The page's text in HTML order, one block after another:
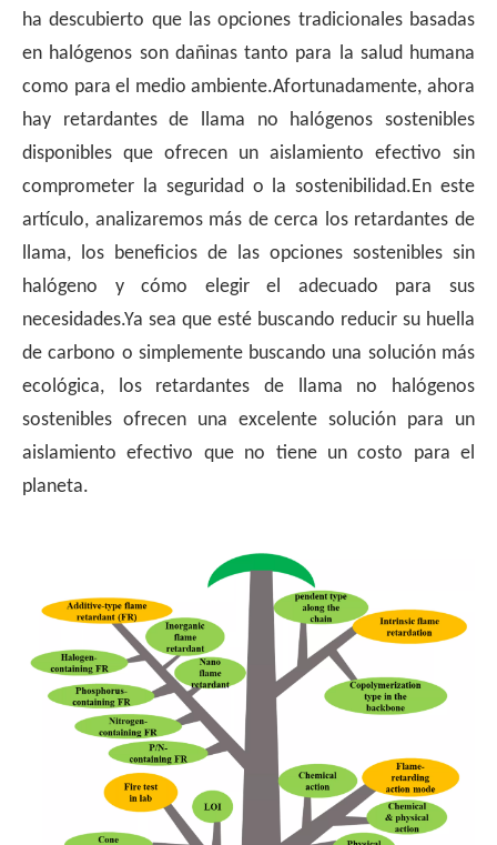
ha descubierto que las opciones tradicionales basadas
en halógenos son dañinas tanto para la salud humana
como para el medio ambiente.Afortunadamente, ahora
hay retardantes de llama no halógenos sostenibles
disponibles que ofrecen un aislamiento efectivo sin
comprometer la seguridad o la sostenibilidad.En este
artículo, analizaremos más de cerca los retardantes de
llama, los beneficios de las opciones sostenibles sin
halógeno y cómo elegir el adecuado para sus
necesidades.Ya sea que esté buscando reducir su huella
de carbono o simplemente buscando una solución más
ecológica, los retardantes de llama no halógenos
sostenibles ofrecen una excelente solución para un
aislamiento efectivo que no tiene un costo para el
planeta.